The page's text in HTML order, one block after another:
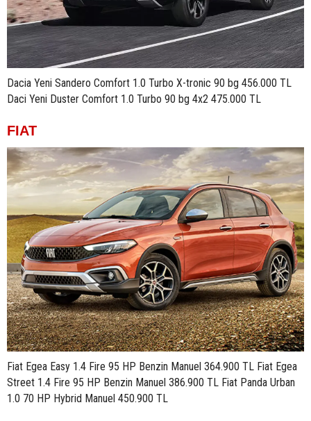
Dacia Yeni Sandero Comfort 1.0 Turbo X-tronic 90 bg 456.000 TL
Daci Yeni Duster Comfort 1.0 Turbo 90 bg 4x2 475.000 TL
FIAT
Fiat Egea Easy 1.4 Fire 95 HP Benzin Manuel 364.900 TL Fiat Egea
Street 1.4 Fire 95 HP Benzin Manuel 386.900 TL Fiat Panda Urban
1.0 70 HP Hybrid Manuel 450.900 TL